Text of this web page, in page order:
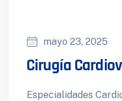
mayo 23, 2025
Cirugía
Especialidades